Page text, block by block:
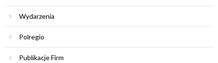
Wydarzenia
Polregio
Publikacje Firm